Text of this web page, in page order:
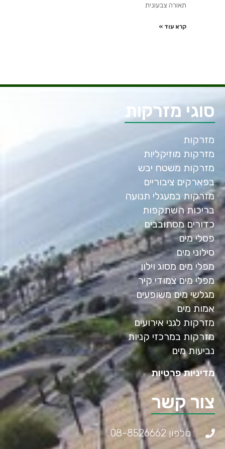
תאורה צבעונית
קרא עוד »
סוגי מזרקות
מזרקות
מזרקות מוזיקליות
מזרקות משטח יבש
בפארקים ציבוריים
מזרקות במעגלי תנועה
בריכות השתקפות
כדורים מסתובבים
פסלי מים
סילוני מים
מפלי מים מסוג וילון
מפלי מים צמודי קיר
מגלשי מים משופעים
אמות מים
מזרקות לגני אירועים
מזרקות במרכזי קניות
נביעות מים
מדיניות פרטיות
צור קשר
טלפון 08-8526662